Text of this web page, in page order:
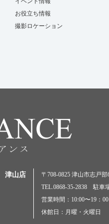
お役立ち情報
撮影ロケーション
津山店
〒708-0825 津山市志戸部
TEL.0868-35-2838 駐車
営業時間：10:00〜19：00
休館日：月曜・火曜日